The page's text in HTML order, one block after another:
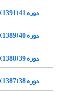
دوره 41 (1391)
دوره 40 (1389)
دوره 39 (1388)
دوره 38 (1387)